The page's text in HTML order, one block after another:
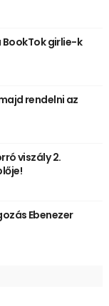
BookTok girlie-k
rendelni az
viszály 2.
Ebenezer